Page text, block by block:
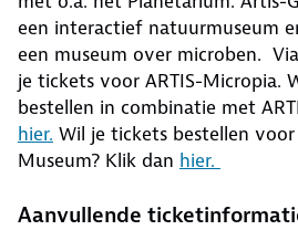
een interactief natuurmuseum
een museum over microben.
je tickets voor ARTIS-Micropia.
bestellen in combinatie met
hier. Wil je tickets bestellen voor
Museum? Klik dan hier.
Aanvullende